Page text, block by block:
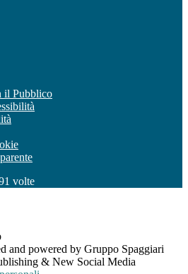
il Pubblico
volte
and powered by Gruppo Spaggiari
& New Social Media